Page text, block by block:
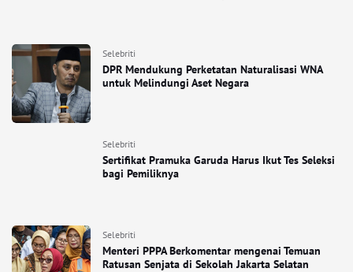
Selebriti
DPR Mendukung Perketatan Naturalisasi WNA
untuk Melindungi Aset Negara
Selebriti
Sertifikat Pramuka Garuda Harus Ikut Tes Seleksi
bagi Pemiliknya
Selebriti
Menteri PPPA Berkomentar mengenai Temuan
Ratusan Senjata di Sekolah Jakarta Selatan